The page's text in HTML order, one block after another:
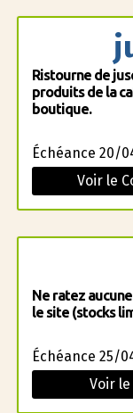
Ristourne de
produits de la
boutique.
Échéance 20/
Voir le
Ne ratez
le site (stocks
Échéance 25/
Voir